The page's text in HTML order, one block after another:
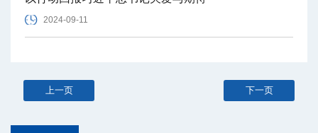
2024-09-11
上一页 下一页